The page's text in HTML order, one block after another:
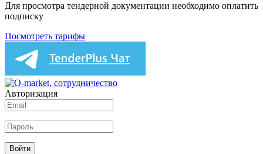
Для просмотра тендерной документации необходимо оплатить
подписку
Посмотреть тарифы
Авторизация
Войти